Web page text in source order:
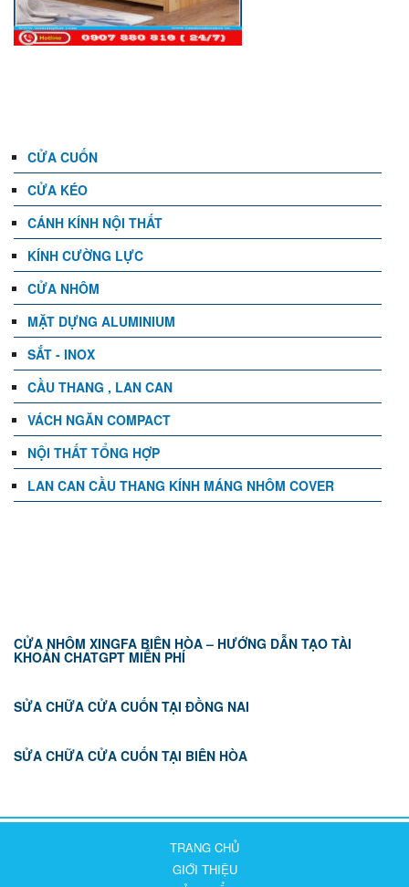
CỬA CUỐN
CỬA KÉO
CÁNH KÍNH NỘI THẤT
KÍNH CƯỜNG LỰC
CỬA NHÔM
MẶT DỰNG ALUMINIUM
SẮT - INOX
CẦU THANG , LAN CAN
VÁCH NGĂN COMPACT
NỘI THẤT TỔNG HỢP
LAN CAN CẦU THANG KÍNH MÁNG NHÔM COVER
CỬA NHÔM XINGFA BIÊN HÒA – HƯỚNG DẪN TẠO TÀI
KHOẢN CHATGPT MIỄN PHÍ
SỬA CHỮA CỬA CUỐN TẠI ĐỒNG NAI
SỬA CHỮA CỬA CUỐN TẠI BIÊN HÒA
TRANG CHỦ
GIỚI THIỆU